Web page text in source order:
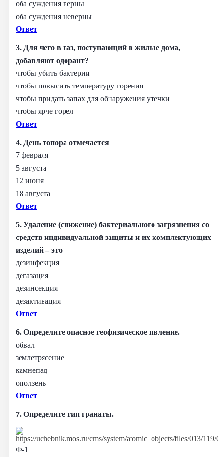
оба суждения верны
оба суждения неверны
Ответ
3. Для чего в газ, поступающий в жилые дома,
добавляют одорант?
чтобы убить бактерии
чтобы повысить температуру горения
чтобы придать запах для обнаружения утечки
чтобы ярче горел
Ответ
4. День топора отмечается
7 февраля
5 августа
12 июня
18 августа
Ответ
5. Удаление (снижение) бактериального загрязнения со
средств индивидуальной защиты и их комплектующих
изделий – это
дезинфекция
дегазация
дезинсекция
дезактивация
Ответ
6. Определите опасное геофизическое явление.
обвал
землетрясение
камнепад
оползень
Ответ
7. Определите тип гранаты.
Ф-1